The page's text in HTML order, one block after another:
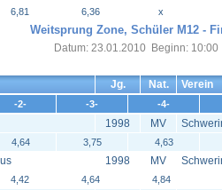
6,81 6,36 x
Weitsprung Zone, Schüler M12 -
Datum: 23.01.2010 Beginn: 10:00
Jg. Nat. Verein
-2- -3- -4-
1998 MV
4,64 3,75 4,63
1998 MV
4,42 4,64 4,84